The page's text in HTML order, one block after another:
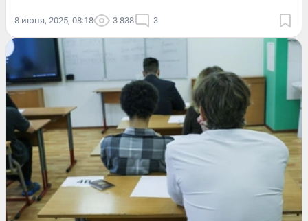
8 июня, 2025, 08:18 3 838 3